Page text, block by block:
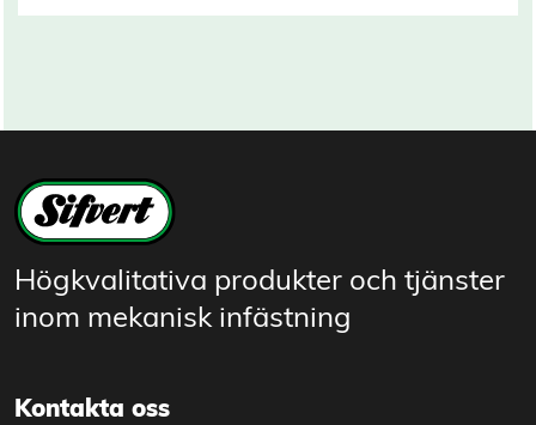
Högkvalitativa produkter och tjänster
inom mekanisk infästning
Kontakta oss